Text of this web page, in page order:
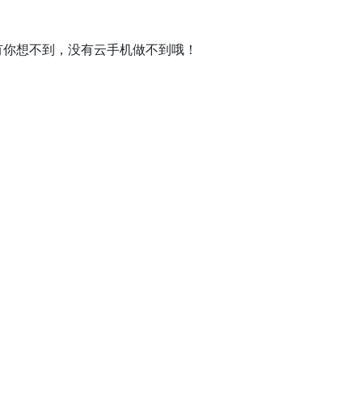
想不到，没有云手机做不到哦！